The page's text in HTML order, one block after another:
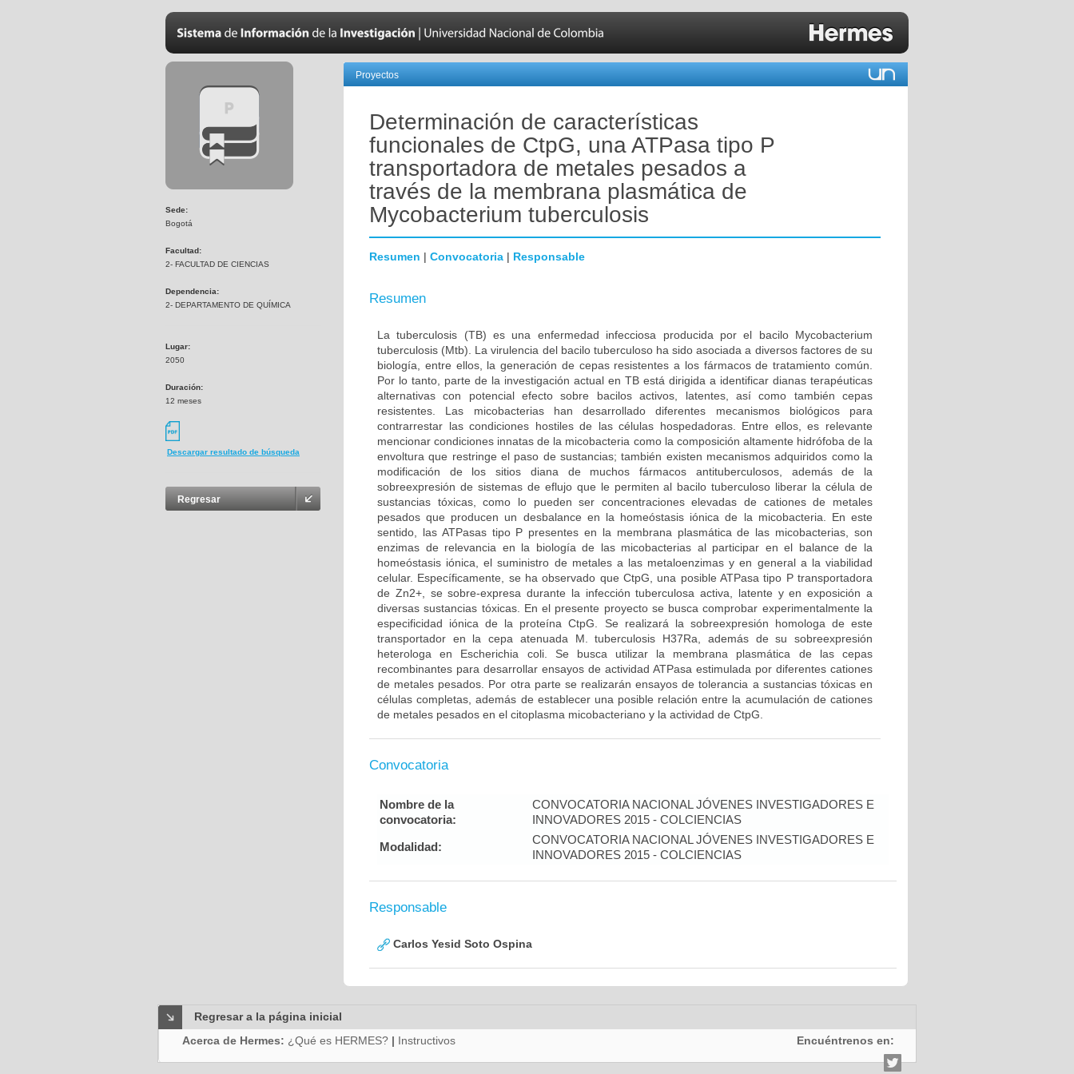
Sede:
Bogotá
Facultad:
2- FACULTAD DE CIENCIAS
Dependencia:
2- DEPARTAMENTO DE QUÍMICA
Lugar:
2050
Duración:
12 meses
Descargar resultado de búsqueda
Regresar
Proyectos
Determinación de características
funcionales de CtpG, una ATPasa tipo P
transportadora de metales pesados a
través de la membrana plasmática de
Mycobacterium tuberculosis
Resumen | Convocatoria | Responsable
Resumen
La tuberculosis (TB) es una enfermedad infecciosa producida por el bacilo Mycobacterium
tuberculosis (Mtb). La virulencia del bacilo tuberculoso ha sido asociada a diversos factores de su
biología, entre ellos, la generación de cepas resistentes a los fármacos de tratamiento común.
Por lo tanto, parte de la investigación actual en TB está dirigida a identificar dianas terapéuticas
alternativas con potencial efecto sobre bacilos activos, latentes, así como también cepas
resistentes. Las micobacterias han desarrollado diferentes mecanismos biológicos para
contrarrestar las condiciones hostiles de las células hospedadoras. Entre ellos, es relevante
mencionar condiciones innatas de la micobacteria como la composición altamente hidrófoba de la
envoltura que restringe el paso de sustancias; también existen mecanismos adquiridos como la
modificación de los sitios diana de muchos fármacos antituberculosos, además de la
sobreexpresión de sistemas de eflujo que le permiten al bacilo tuberculoso liberar la célula de
sustancias tóxicas, como lo pueden ser concentraciones elevadas de cationes de metales
pesados que producen un desbalance en la homeóstasis iónica de la micobacteria. En este
sentido, las ATPasas tipo P presentes en la membrana plasmática de las micobacterias, son
enzimas de relevancia en la biología de las micobacterias al participar en el balance de la
homeóstasis iónica, el suministro de metales a las metaloenzimas y en general a la viabilidad
celular. Específicamente, se ha observado que CtpG, una posible ATPasa tipo P transportadora
de Zn2+, se sobre-expresa durante la infección tuberculosa activa, latente y en exposición a
diversas sustancias tóxicas. En el presente proyecto se busca comprobar experimentalmente la
especificidad iónica de la proteína CtpG. Se realizará la sobreexpresión homologa de este
transportador en la cepa atenuada M. tuberculosis H37Ra, además de su sobreexpresión
heterologa en Escherichia coli. Se busca utilizar la membrana plasmática de las cepas
recombinantes para desarrollar ensayos de actividad ATPasa estimulada por diferentes cationes
de metales pesados. Por otra parte se realizarán ensayos de tolerancia a sustancias tóxicas en
células completas, además de establecer una posible relación entre la acumulación de cationes
de metales pesados en el citoplasma micobacteriano y la actividad de CtpG.
Convocatoria
Nombre de la
convocatoria:
CONVOCATORIA NACIONAL JÓVENES INVESTIGADORES E
INNOVADORES 2015 - COLCIENCIAS
Modalidad:
CONVOCATORIA NACIONAL JÓVENES INVESTIGADORES E
INNOVADORES 2015 - COLCIENCIAS
Responsable
Carlos Yesid Soto Ospina
Regresar a la página inicial
Acerca de Hermes: ¿Qué es HERMES? | Instructivos Encuéntrenos en: